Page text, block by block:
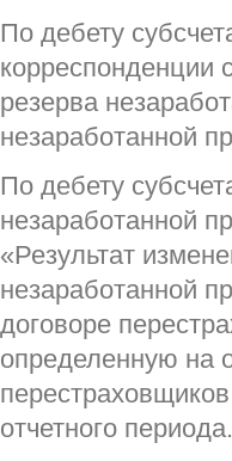
По дебету
корреспонденции
резерва
незаработанной
По дебету
незаработанной
«Результат
незаработанной
договоре
определенную на
отчетного периода.